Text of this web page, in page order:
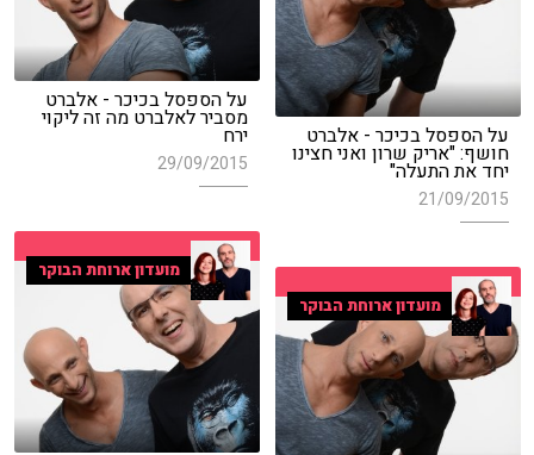
על הספסל בכיכר - אלברט
מסביר לאלברט מה זה ליקוי
ירח
29/09/2015
על הספסל בכיכר - אלברט
חושף: "אריק שרון ואני חצינו
יחד את התעלה"
21/09/2015
מועדון ארוחת הבוקר
מועדון ארוחת הבוקר